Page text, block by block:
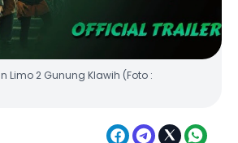
Limo 2 Gunung Klawih (Foto :